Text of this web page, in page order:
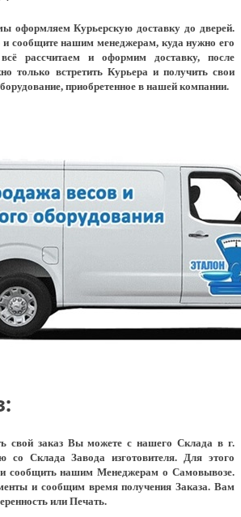
оформляем Курьерскую доставку до дверей.
сообщите нашим менеджерам, куда нужно его
рассчитаем и оформим доставку, после
только встретить Курьера и получить свои
приобретенное в нашей компании.
свой заказ Вы можете с нашего Склада в г.
со Склада Завода изготовителя. Для этого
сообщить нашим Менеджерам о Самовывозе.
и сообщим время получения Заказа. Вам
или Печать.